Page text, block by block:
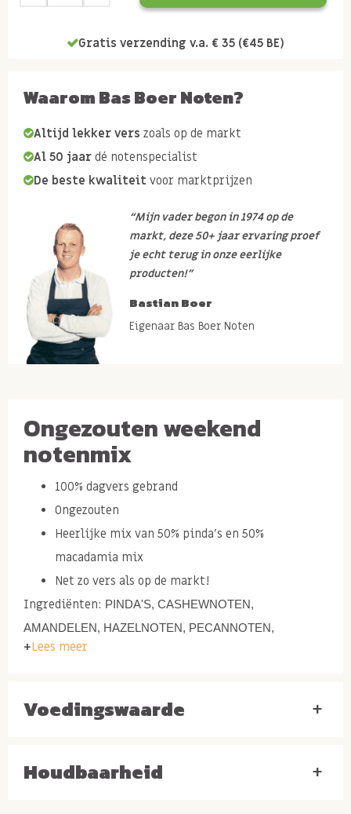
Gratis verzending v.a. € 35 (€45 BE)
Waarom Bas Boer Noten?
Altijd lekker vers zoals op de markt
Al 50 jaar dé notenspecialist
De beste kwaliteit voor marktprijzen
“Mijn vader begon in 1974 op de
markt, deze 50+ jaar ervaring proef
je echt terug in onze eerlijke
producten!”
Bastian Boer
Eigenaar Bas Boer Noten
Ongezouten weekend
notenmix
100% dagvers gebrand
Ongezouten
Heerlijke mix van 50% pinda's en 50%
macadamia mix
Net zo vers als op de markt!
Ingrediënten: PINDA'S, CASHEWNOTEN,
AMANDELEN, HAZELNOTEN, PECANNOTEN,
MACADAMIA NOTEN, PINDA-olie (arachide).
luchtdichte verpakkingen? Zou hou je de nootjes
Lees meer
Voedingswaarde +
Houdbaarheid +